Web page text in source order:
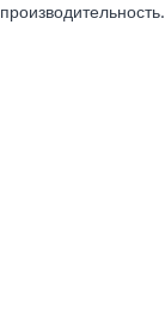
производительность.